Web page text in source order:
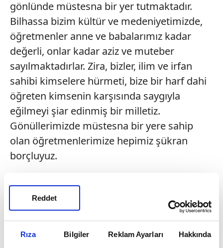
Rıza Bilgiler Reklam Ayarları Hakkında
Reddet
gönlünde müstesna bir yer tutmaktadır.
Bilhassa bizim kültür ve medeniyetimizde,
öğretmenler anne ve babalarımız kadar
değerli, onlar kadar aziz ve muteber
sayılmaktadırlar. Zira, bizler, ilim ve irfan
sahibi kimselere hürmeti, bize bir harf dahi
öğreten kimsenin karşısında saygıyla
eğilmeyi şiar edinmiş bir milletiz.
Gönüllerimizde müstesna bir yere sahip
olan öğretmenlerimize hepimiz şükran
borçluyuz.
çalışan, en zorlu şartlarda dahi mesleklerini
sevgiyle icra eden öğretmenlerimiz, her
türlü övgü ve takdire layıktır. Bu vesileyle
öncelikle görevi sırasında şehit düşen ve